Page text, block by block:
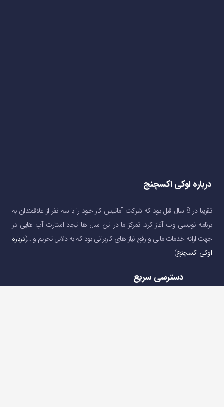
درباره اوکی اکسچنج
تقریبا در 8 سال قبل بود که شرکت آماتیس کار خود را با سه نفر از علاقمندان به
برنامه نویسی وب آغاز کرد. تمرکز ما در این سال ها ایجاد استارت آپ هایی در
جهت ارائه خدمات مالی و رفع نیاز های کاربرانی بود که به دلایل تحریم و …(درباره
اوکی اکسچنج)
دسترسی سریع